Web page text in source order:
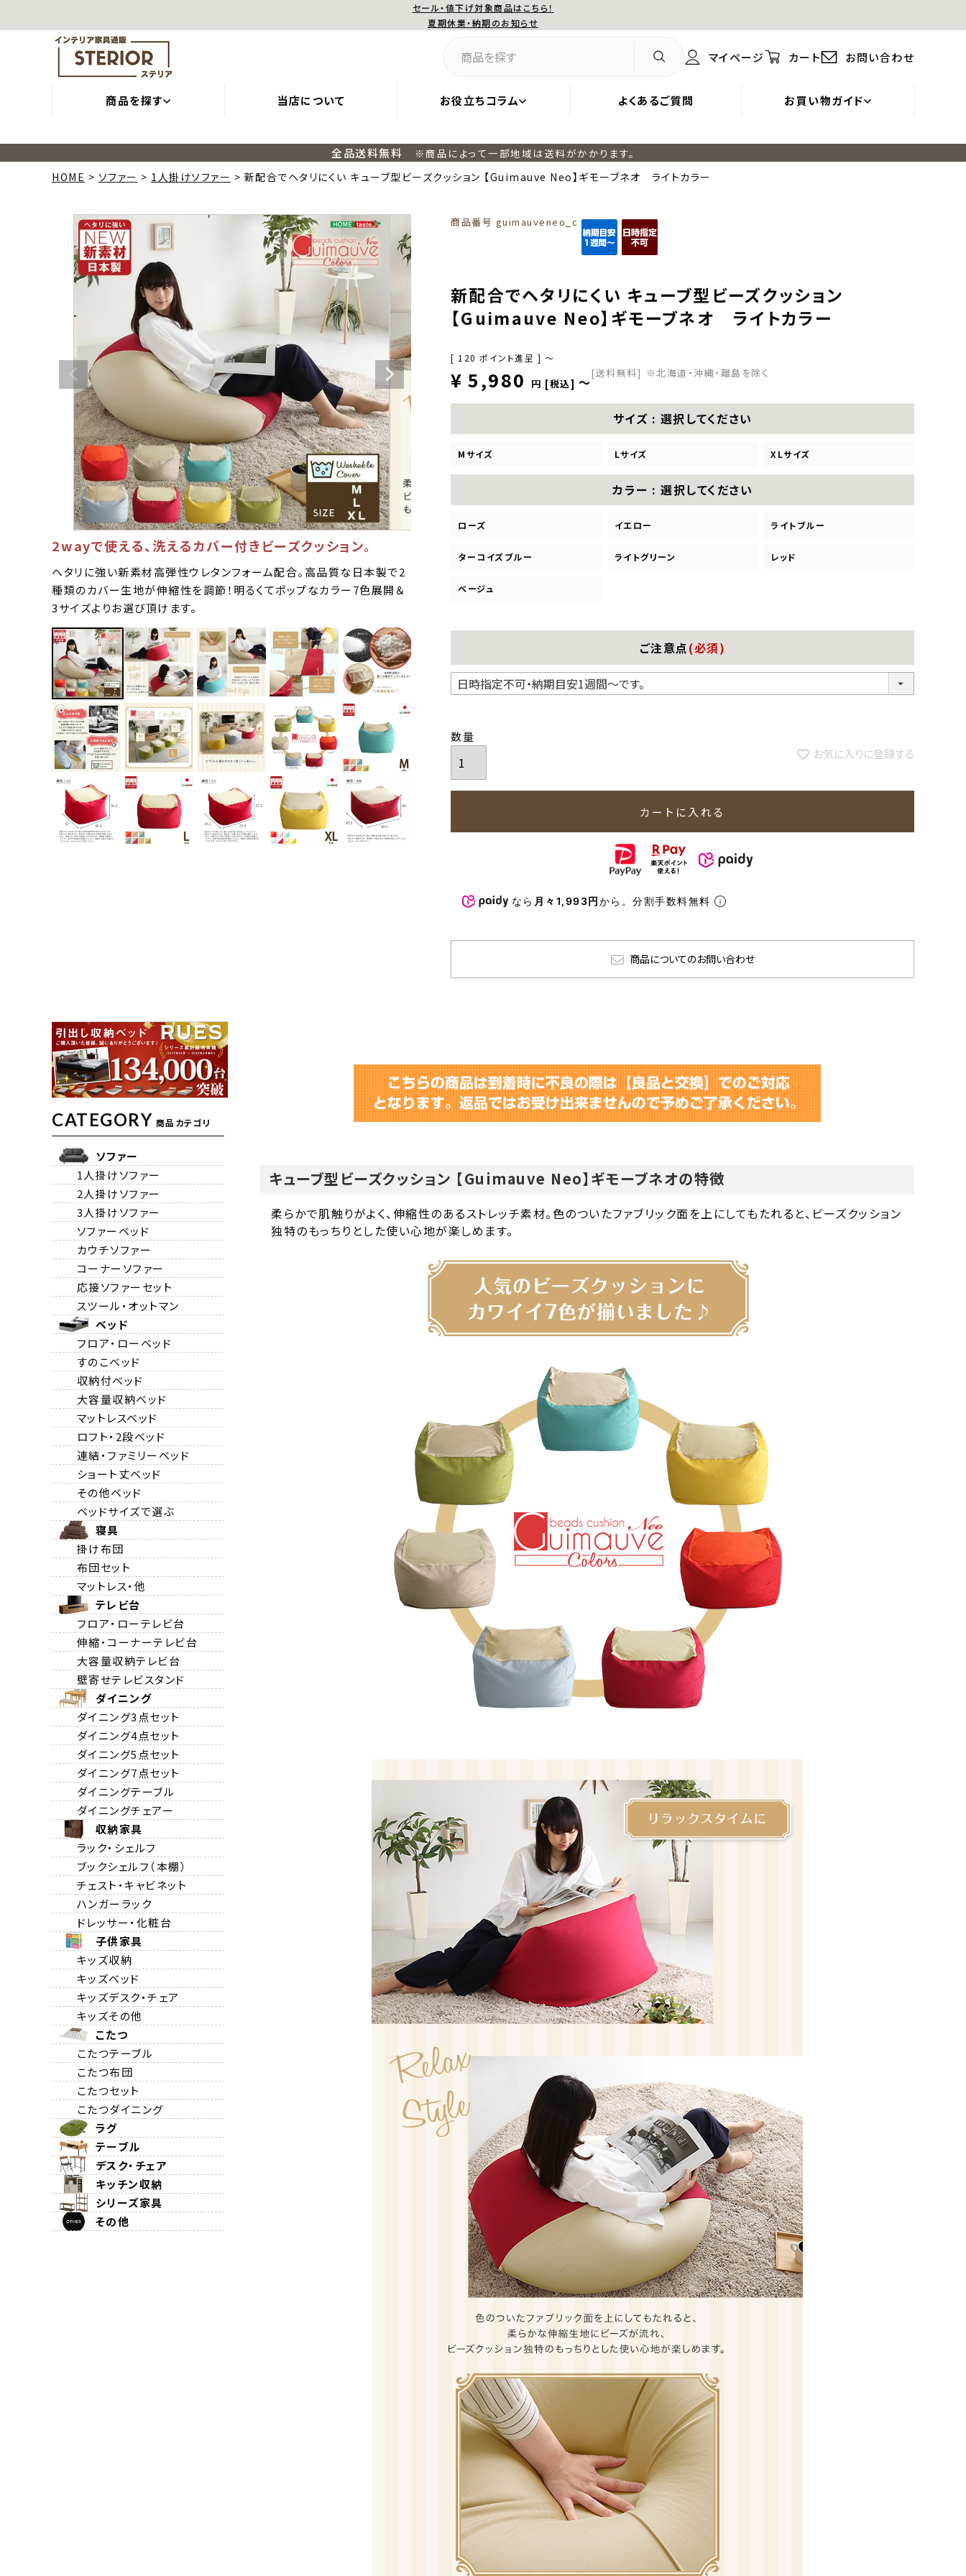
セール・値下げ対象商品はこちら！
夏期休業・納期のお知らせ
マイページ カート お問い合わせ
全品送料無料
※商品によって一部地域は送料がかかります。
HOME
ソファー 1人掛けソファー 新配合でヘタリにくい キューブ型ビーズクッション 【Guimauve Neo】ギモーブネオ ライトカラー
2wayで使える、洗えるカバー付きビーズクッション。
ヘタリに強い新素材高弾性ウレタンフォーム配合。高品質な日本製で2
種類のカバー生地が伸縮性を調節！明るくてポップなカラー7色展開＆
3サイズよりお選び頂けます。
商品番号 guimauveneo_c
新配合でヘタリにくい キューブ型ビーズクッション
【Guimauve Neo】ギモーブネオ ライトカラー
[ 120 ポイント進呈 ] 〜
¥ 5,980 税込 〜
[送料無料] ※北海道・沖縄・離島を除く
サイズ 選択してください
Mサイズ Lサイズ XLサイズ
カラー 選択してください
ローズ イエロー ライトブルー
ターコイズブルー ライトグリーン レッド
ベージュ
ご注意点(必須)
お気に入りに登録する
カートに入れる
なら 月々1,993円から。分割手数料無料
商品についてのお問い合わせ
CATEGORY 商品カテゴリ
ソファー
1人掛けソファー
2人掛けソファー
3人掛けソファー
ソファーベッド
カウチソファー
コーナーソファー
応接ソファーセット
スツール・オットマン
ベッド
フロア・ローベッド
すのこベッド
収納付ベッド
大容量収納ベッド
マットレスベッド
ロフト・2段ベッド
連結・ファミリーベッド
ショート丈ベッド
その他ベッド
ベッドサイズで選ぶ
寝具
掛け布団
布団セット
マットレス・他
テレビ台
フロア・ローテレビ台
伸縮・コーナーテレビ台
大容量収納テレビ台
壁寄せテレビスタンド
ダイニング
ダイニング3点セット
ダイニング4点セット
ダイニング5点セット
ダイニング7点セット
ダイニングテーブル
ダイニングチェアー
収納家具
ラック・シェルフ
ブックシェルフ（本棚）
チェスト・キャビネット
ハンガーラック
ドレッサー・化粧台
子供家具
キッズ収納
キッズベッド
キッズデスク・チェア
キッズその他
こたつ
こたつテーブル
こたつ布団
こたつセット
こたつダイニング
ラグ
テーブル
デスク・チェア
キッチン収納
シリーズ家具
その他
キューブ型ビーズクッション 【Guimauve Neo】ギモーブネオの特徴
柔らかで肌触りがよく、伸縮性のあるストレッチ素材。色のついたファブリック面を上にしてもたれると、ビーズクッション
独特のもっちりとした使い心地が楽しめます。